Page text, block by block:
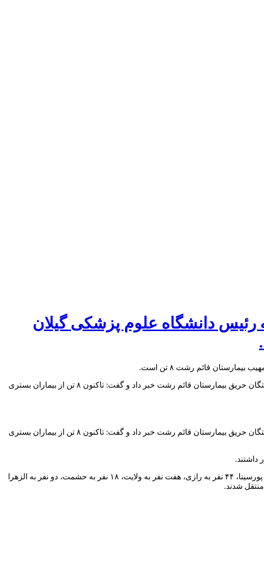
رشت، ۸ تن اعلام شد به گفته رئیس دانشگاه علوم پزشکی گیلان
به گزارش آفتاب خزر : محمد تقی آشوبی- رئیس دانشگاه علوم پزشکی گیلان امروز در جمع خبرنگاران از افزایش شمار جانباختگان حریق بیمارستان قائم رشت خبر داد و گفت: تاکنون ۸ تن از بیماران بستری
به گزارش آفتاب خزر : محمد تقی آشوبی- رئیس دانشگاه علوم پزشکی گیلان امروز در جمع خبرنگاران از افزایش شمار جانباختگان حریق بیمارستان قائم رشت خبر داد و گفت: تاکنون ۸ تن از بیماران بستری
رئیس دانشگاه علوم پزشکی گیلان با اشاره به انتقال بیماران در بیمارستان‌های رشت و شهرستان‌های همجوار، گفت: ۲۸ نفر به پورسینا، ۴۴ نفر به رازی، هفت نفر به ولایت، ۱۸ نفر به حشمت، دو نفر به الزهرا